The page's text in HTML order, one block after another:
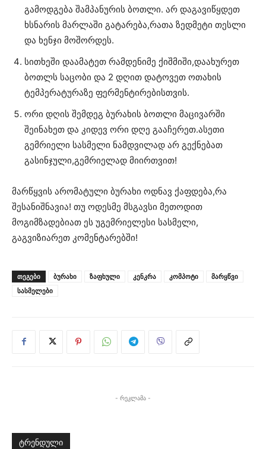
გამოდგება შამპანურის ბოთლი. არ დაგავიწყდეთ
ხსნარის მარლაში გატარება,რათა ზედმეტი თესლი
და ხენჯი მოშორდეს.
სითხეში დაამატეთ რამდენიმე ქიშმიში,დაახურეთ
ბოთლს საცობი და 2 დღით დატოვეთ ოთახის
ტემპერატურაზე ფერმენტირებისთვის.
ორი დღის შემდეგ ბურახის ბოთლი მაცივარში
შეინახეთ და კიდევ ორი დღე გააჩერეთ.ასეთი
გემრიელი სასმელი ნამდვილად არ გექნებათ
გასინჯული,გემრიელად მიირთვით!
მარწყვის არომატული ბურახი ოდნავ ქაფდება,რა
შესანიშნავია! თუ ოდესმე მსგავსი მეთოდით
მოგიმზადებიათ ეს უგემრიელესი სასმელი,
გაგვიზიარეთ კომენტარებში!
ᲗᲔᲒᲔᲑᲘ ბურახი ზაფხული კენკრა კომპოტი
მარყწვი
სასმელები
- რეკლამა -
ტრენდული